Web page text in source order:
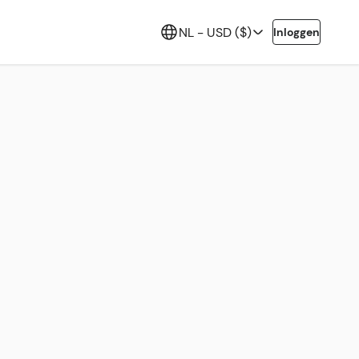
NL - USD ($) Inloggen